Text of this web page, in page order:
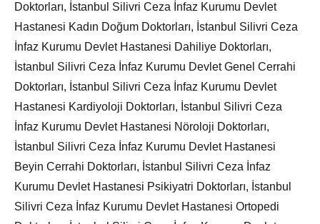
Doktorları, İstanbul Silivri Ceza İnfaz Kurumu Devlet
Hastanesi Kadın Doğum Doktorları, İstanbul Silivri Ceza
İnfaz Kurumu Devlet Hastanesi Dahiliye Doktorları,
İstanbul Silivri Ceza İnfaz Kurumu Devlet Genel Cerrahi
Doktorları, İstanbul Silivri Ceza İnfaz Kurumu Devlet
Hastanesi Kardiyoloji Doktorları, İstanbul Silivri Ceza
İnfaz Kurumu Devlet Hastanesi Nöroloji Doktorları,
İstanbul Silivri Ceza İnfaz Kurumu Devlet Hastanesi
Beyin Cerrahi Doktorları, İstanbul Silivri Ceza İnfaz
Kurumu Devlet Hastanesi Psikiyatri Doktorları, İstanbul
Silivri Ceza İnfaz Kurumu Devlet Hastanesi Ortopedi